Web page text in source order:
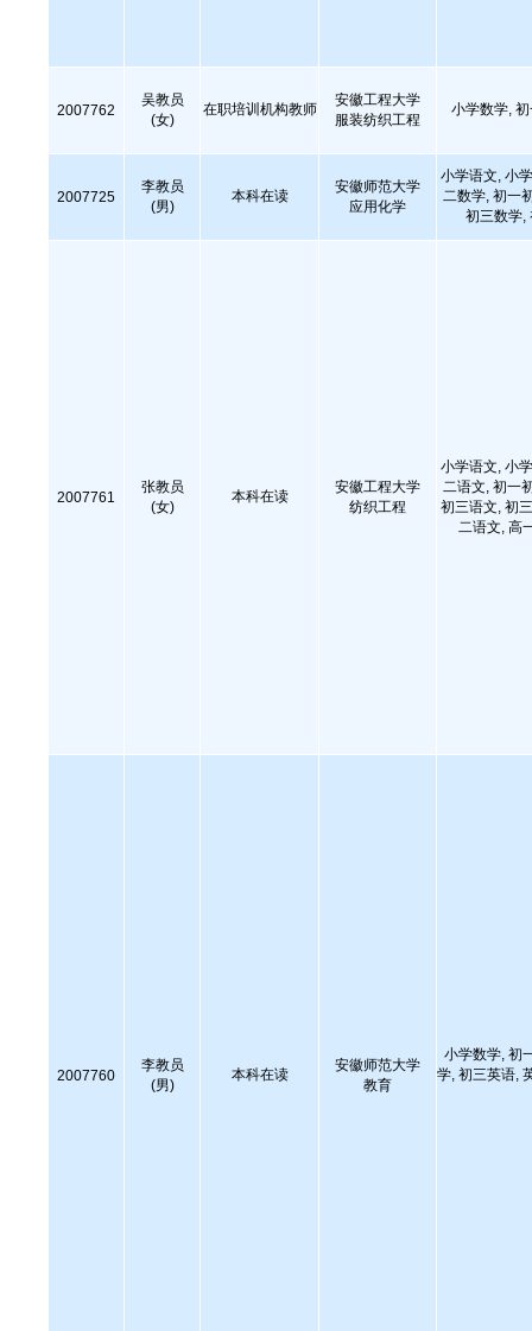
2007762
吴教员
(女)
在职培训机构教师
安徽工程大学
服装纺织工程
小学数学,
2007725
李教员
(男)
本科在读
安徽师范大学
应用化学
小学语文, 小
二数学, 初一
初三数学,
2007761
张教员
(女)
本科在读
安徽工程大学
纺织工程
小学语文, 小
二语文, 初一
初三语文, 初
二语文, 高
2007760
李教员
(男)
本科在读
安徽师范大学
教育
小学数学, 初
学, 初三英语,